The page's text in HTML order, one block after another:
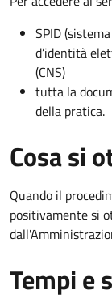
SPID
d’identità
(CNS)
tutta la
della pratica.
Cosa si
Quando il
positivamente si
Tempi e